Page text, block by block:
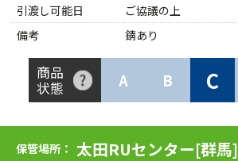
引渡し可能日
ご協議の上
備考
錆あり
商品
状態
A B C
保管場所： 太田RUセンター[群馬]